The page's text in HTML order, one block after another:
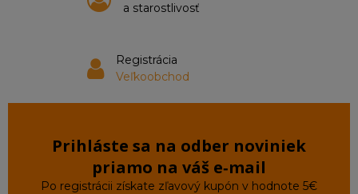
a starostlivosť
Registrácia
Veľkoobchod
Prihláste sa na odber noviniek
priamo na váš e‑mail
Po registrácii získate zľavový kupón v hodnote 5€